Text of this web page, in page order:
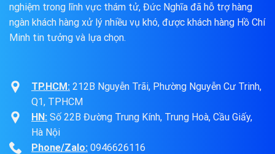
nghiệm trong lĩnh vực thám tử, Đức Nghĩa đã hỗ trợ hàng
ngàn khách hàng xử lý nhiều vụ khó, được khách hàng Hồ Chí
Minh tin tưởng và lựa chọn.
TP.HCM: 212B Nguyễn Trãi, Phường Nguyễn Cư Trinh,
Q1, TPHCM
HN: Số 22B Đường Trung Kính, Trung Hoà, Cầu Giấy,
Hà Nội
Phone/Zalo: 0946626116